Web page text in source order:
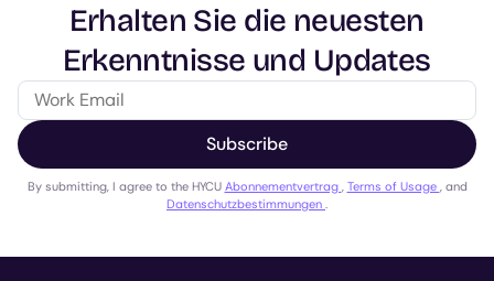
Erhalten Sie die neuesten
Erkenntnisse und Updates
Subscribe
By submitting, I agree to the HYCU Abonnementvertrag Terms of Usage , and
Datenschutzbestimmungen